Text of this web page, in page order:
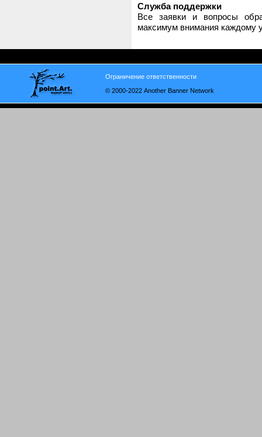
Служба поддержки
Все заявки и вопросы
максимум внимания каждому
Ограничение ответственности
© 2000-2022 Another Banner Network